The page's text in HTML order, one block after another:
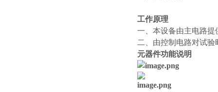
工作原理
一、本设备由主电路
二、由控制电路对试
元器件功能说明